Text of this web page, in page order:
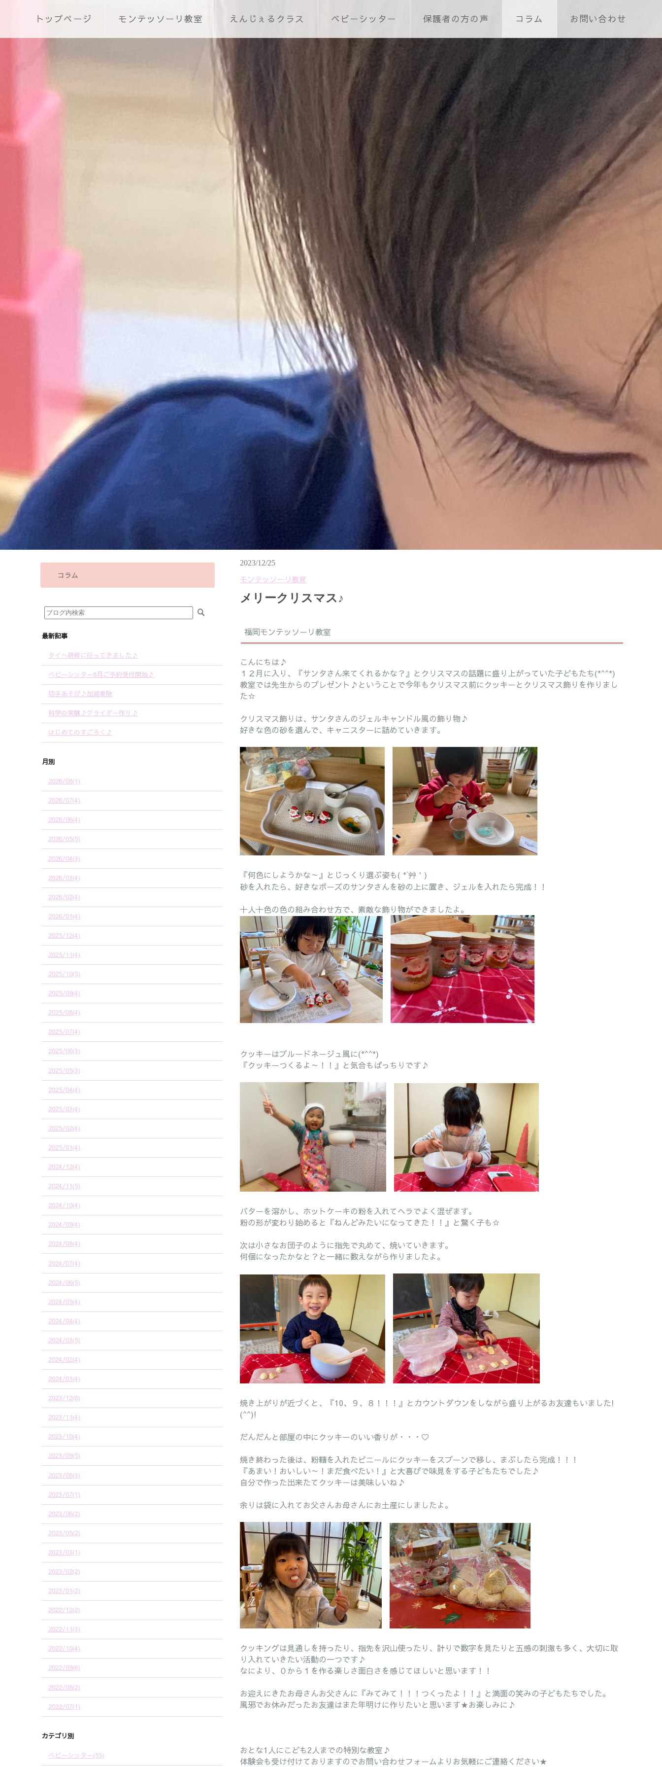
トップページ モンテッソーリ教室 えんじぇるクラス ベビーシッター 保護者の方の声 コラム お問い合わせ
コラム
最新記事
タイへ研修に行ってきました♪
ベビーシッター8月ご予約受付開始♪
切手あそび♪加減乗除
科学の実験♪グライダー作り♪
はじめてのすごろく♪
月別
2026/08(1)
2026/07(4)
2026/06(4)
2026/05(5)
2026/04(3)
2026/03(4)
2026/02(4)
2026/01(4)
2025/12(4)
2025/11(4)
2025/10(5)
2025/09(4)
2025/08(4)
2025/07(4)
2025/06(3)
2025/05(3)
2025/04(4)
2025/03(4)
2025/02(4)
2025/01(4)
2024/12(4)
2024/11(5)
2024/10(4)
2024/09(4)
2024/08(4)
2024/07(4)
2024/06(5)
2024/05(4)
2024/04(4)
2024/03(5)
2024/02(4)
2024/01(4)
2023/12(6)
2023/11(4)
2023/10(4)
2023/09(5)
2023/08(3)
2023/07(1)
2023/06(2)
2023/05(2)
2023/03(1)
2023/02(2)
2023/01(2)
2022/12(2)
2022/11(3)
2022/10(4)
2022/09(6)
2022/08(2)
2022/07(1)
カテゴリ別
ベビーシッター(55)
2023/12/25
モンテッソーリ教育
メリークリスマス♪
福岡モンテッソーリ教室
こんにちは♪
１２月に入り、『サンタさん来てくれるかな？』とクリスマスの話題に盛り上がっていた子どもたち(*^^*)
教室では先生からのプレゼント♪ということで今年もクリスマス前にクッキーとクリスマス飾りを作りまし
た☆
クリスマス飾りは、サンタさんのジェルキャンドル風の飾り物♪
好きな色の砂を選んで、キャニスターに詰めていきます。
『何色にしようかな～』とじっくり選ぶ姿も( *´艸｀)
砂を入れたら、好きなポーズのサンタさんを砂の上に置き、ジェルを入れたら完成！！
十人十色の色の組み合わせ方で、素敵な飾り物ができましたよ。
クッキーはブルードネージュ風に(*^^*)
『クッキーつくるよ～！！』と気合もばっちりです♪
バターを溶かし、ホットケーキの粉を入れてヘラでよく混ぜます。
粉の形が変わり始めると『ねんどみたいになってきた！！』と驚く子も☆
次は小さなお団子のように指先で丸めて、焼いていきます。
何個になったかなと？と一緒に数えながら作りましたよ。
焼き上がりが近づくと、『10、９、８！！！』とカウントダウンをしながら盛り上がるお友達もいました!
(^^)!
だんだんと部屋の中にクッキーのいい香りが・・・♡
焼き終わった後は、粉糖を入れたビニールにクッキーをスプーンで移し、まぶしたら完成！！！
『あまい！おいしい～！まだ食べたい！』と大喜びで味見をする子どもたちでした♪
自分で作った出来たてクッキーは美味しいね♪
余りは袋に入れてお父さんお母さんにお土産にしましたよ。
クッキングは見通しを持ったり、指先を沢山使ったり、計りで数字を見たりと五感の刺激も多く、大切に取
り入れていきたい活動の一つです♪
なにより、０から１を作る楽しさ面白さを感じてほしいと思います！！
お迎えにきたお母さんお父さんに『みてみて！！！つくったよ！！』と満面の笑みの子どもたちでした。
風邪でお休みだったお友達はまた年明けに作りたいと思います★お楽しみに♪
おとな1人にこども2人までの特別な教室♪
体験会も受け付けておりますのでお問い合わせフォームより お気軽にご連絡ください★